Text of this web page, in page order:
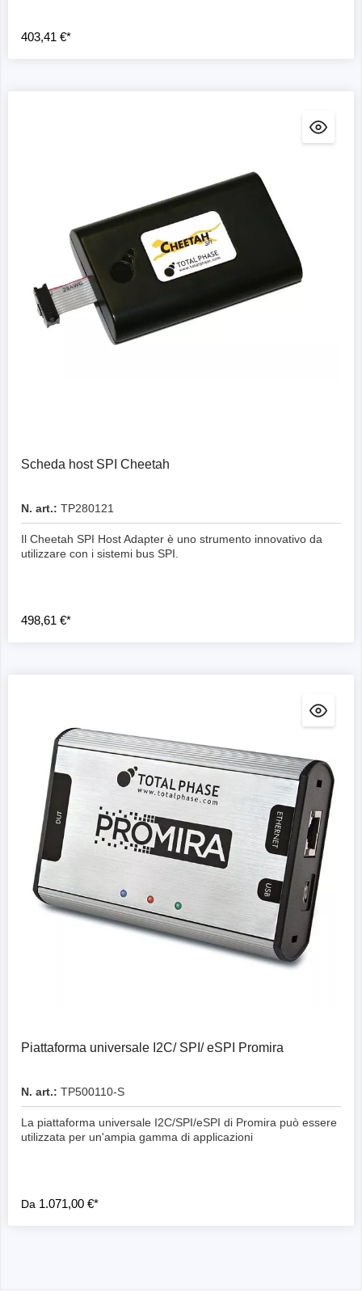
403,41 €*
Scheda host SPI Cheetah
N. art.: TP280121
Il Cheetah SPI Host Adapter è uno strumento innovativo da
utilizzare con i sistemi bus SPI.
498,61 €*
Dettagli
Piattaforma universale I2C/ SPI/ eSPI Promira
N. art.: TP500110-S
La piattaforma universale I2C/SPI/eSPI di Promira può essere
utilizzata per un'ampia gamma di applicazioni
Da 1.071,00 €*